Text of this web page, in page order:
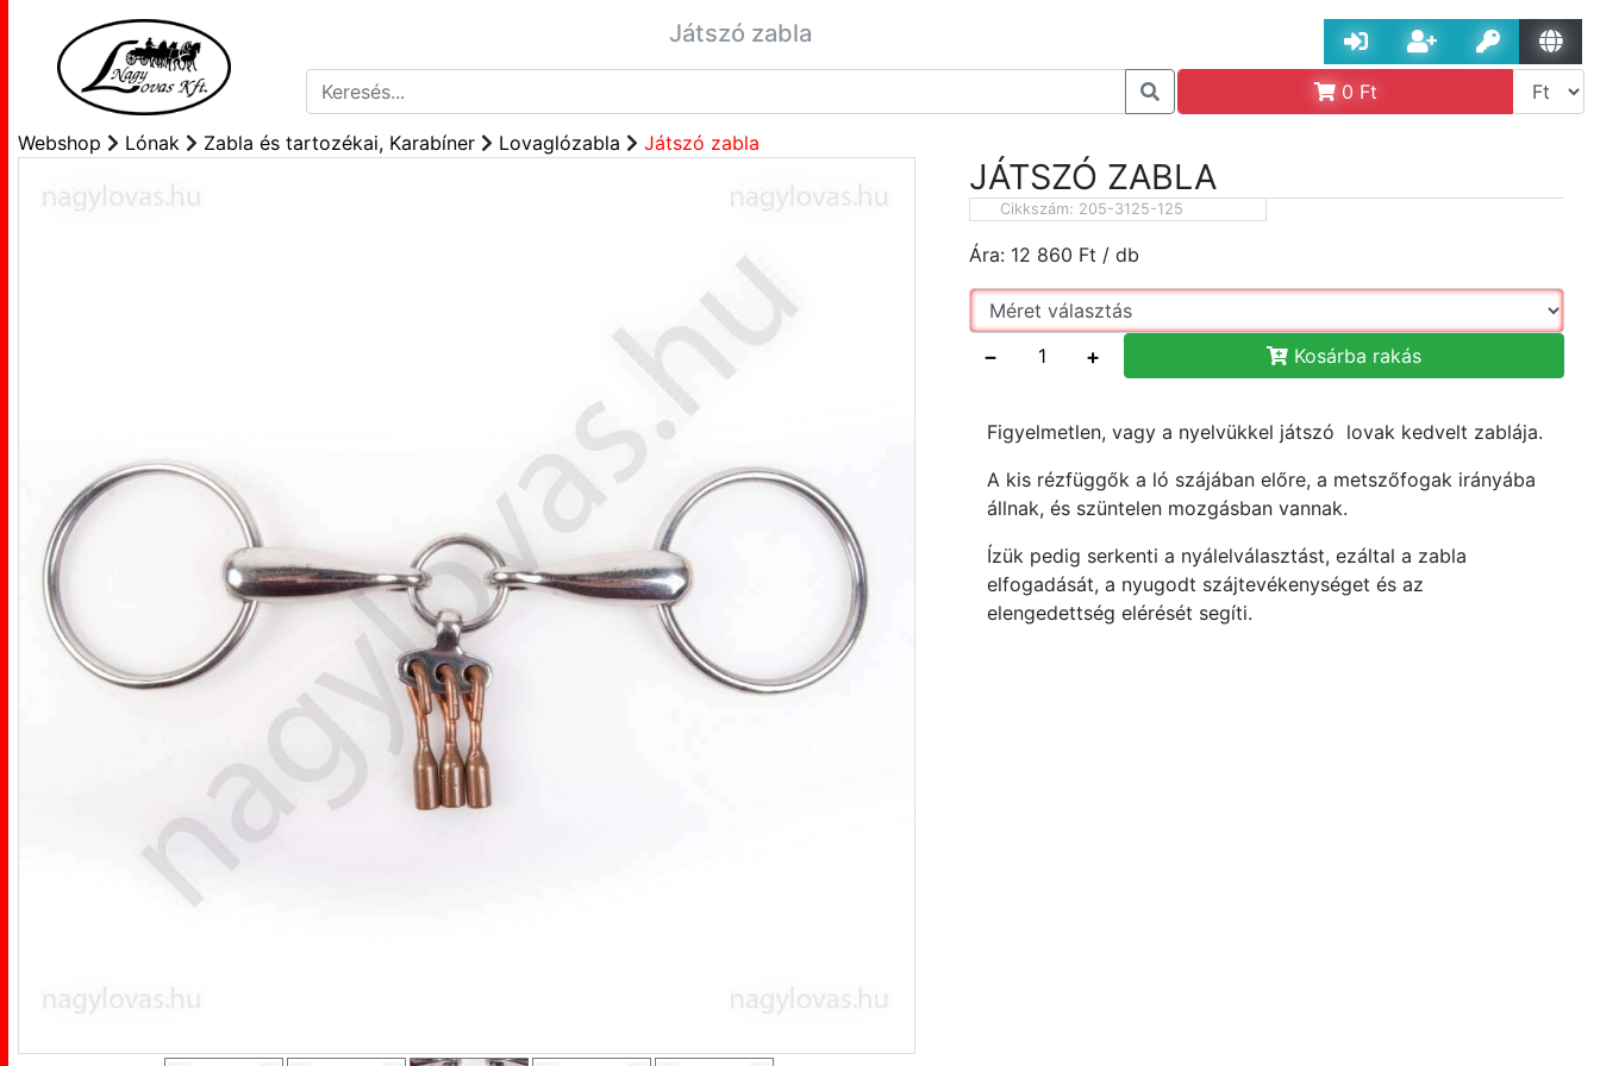
Játszó zabla
0 Ft
Webshop Lónak Zabla és tartozékai, Karabíner Lovaglózabla Játszó zabla
JÁTSZÓ ZABLA
Cikkszám: 205-3125-125
Ára: 12 860 Ft / db
− + Kosárba rakás
Figyelmetlen, vagy a nyelvükkel játszó lovak kedvelt zablája.
A kis rézfüggők a ló szájában előre, a metszőfogak irányába
állnak, és szüntelen mozgásban vannak.
Ízük pedig serkenti a nyálelválasztást, ezáltal a zabla
elfogadását, a nyugodt szájtevékenységet és az
elengedettség elérését segíti.